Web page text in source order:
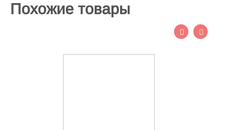
Похожие товары